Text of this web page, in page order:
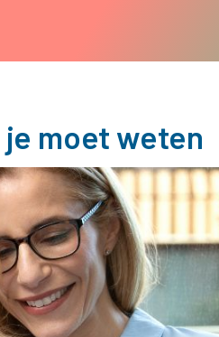
moet weten